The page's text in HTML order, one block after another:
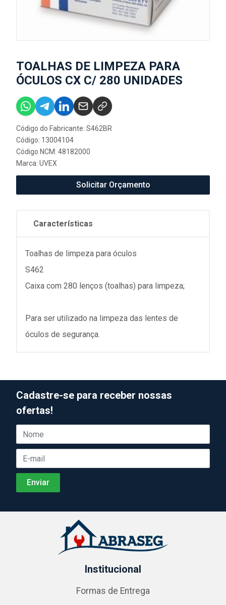
TOALHAS DE LIMPEZA PARA
ÓCULOS CX C/ 280 UNIDADES
Código do Fabricante: S462BR
Código: 13004104
Código NCM: 48182000
Marca: UVEX
Solicitar Orçamento
Características
Toalhas de limpeza para óculos
S462
Caixa com 280 lenços (toalhas) para limpeza;
Para ser utilizado na limpeza das lentes de
óculos de segurança.
Cadastre-se para receber nossas
ofertas!
Institucional
Formas de Entrega